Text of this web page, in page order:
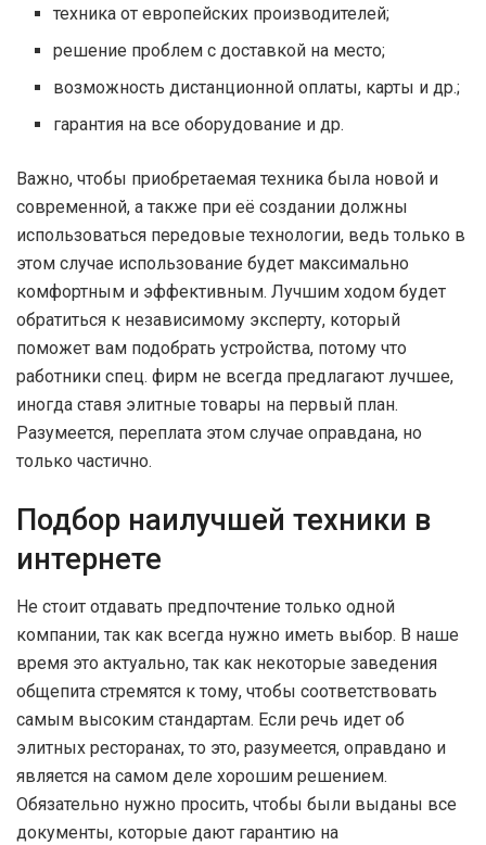
техника от европейских производителей;
решение проблем с доставкой на место;
возможность дистанционной оплаты, карты и др.;
гарантия на все оборудование и др.
Важно, чтобы приобретаемая техника была новой и
современной, а также при её создании должны
использоваться передовые технологии, ведь только в
этом случае использование будет максимально
комфортным и эффективным. Лучшим ходом будет
обратиться к независимому эксперту, который
поможет вам подобрать устройства, потому что
работники спец. фирм не всегда предлагают лучшее,
иногда ставя элитные товары на первый план.
Разумеется, переплата этом случае оправдана, но
только частично.
Подбор наилучшей техники в
интернете
Не стоит отдавать предпочтение только одной
компании, так как всегда нужно иметь выбор. В наше
время это актуально, так как некоторые заведения
общепита стремятся к тому, чтобы соответствовать
самым высоким стандартам. Если речь идет об
элитных ресторанах, то это, разумеется, оправдано и
является на самом деле хорошим решением.
Обязательно нужно просить, чтобы были выданы все
документы, которые дают гарантию на